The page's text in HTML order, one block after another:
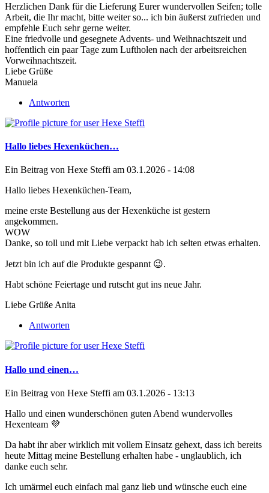
Herzlichen Dank für die Lieferung Eurer wundervollen Seifen; tolle
Arbeit, die Ihr macht, bitte weiter so... ich bin äußerst zufrieden und
empfehle Euch sehr gerne weiter.
Eine friedvolle und gesegnete Advents- und Weihnachtszeit und
hoffentlich ein paar Tage zum Luftholen nach der arbeitsreichen
Vorweihnachtszeit.
Liebe Grüße
Manuela
Antworten
Hallo liebes Hexenküchen…
Ein Beitrag von Hexe Steffi am 03.1.2026 - 14:08
Hallo liebes Hexenküchen-Team,
meine erste Bestellung aus der Hexenküche ist gestern
angekommen.
WOW
Danke, so toll und mit Liebe verpackt hab ich selten etwas erhalten.
Jetzt bin ich auf die Produkte gespannt 😉.
Habt schöne Feiertage und rutscht gut ins neue Jahr.
Liebe Grüße Anita
Antworten
Hallo und einen…
Ein Beitrag von Hexe Steffi am 03.1.2026 - 13:13
Hallo und einen wunderschönen guten Abend wundervolles
Hexenteam 💜
Da habt ihr aber wirklich mit vollem Einsatz gehext, dass ich bereits
heute Mittag meine Bestellung erhalten habe - unglaublich, ich
danke euch sehr.
Ich umärmel euch einfach mal ganz lieb und wünsche euch eine